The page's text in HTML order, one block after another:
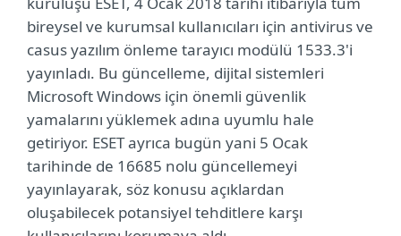
bireysel ve kurumsal kullanıcıları için antivirus ve
casus yazılım önleme tarayıcı modülü 1533.3'i
yayınladı. Bu güncelleme, dijital sistemleri
Microsoft Windows için önemli güvenlik
yamalarını yüklemek adına uyumlu hale
getiriyor. ESET ayrıca bugün yani 5 Ocak
tarihinde de 16685 nolu güncellemeyi
yayınlayarak, söz konusu açıklardan
oluşabilecek potansiyel tehditlere karşı